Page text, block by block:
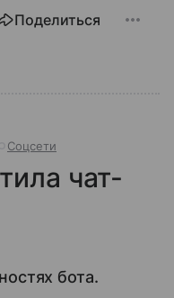
Поделиться
Соцсети
чат-
бота.